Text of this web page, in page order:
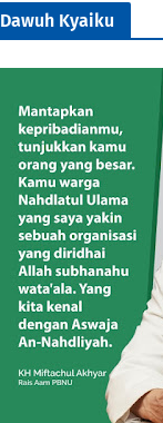
Dawuh Kyaiku